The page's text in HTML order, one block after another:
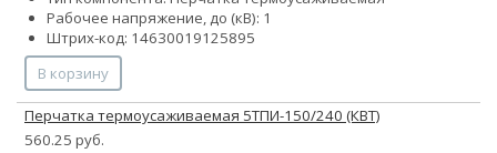
Рабочее напряжение, до (кВ): 1
Штрих-код: 14630019125895
В корзину
Перчатка термоусаживаемая 5ТПИ-150/240 (КВТ)
560.25 руб.